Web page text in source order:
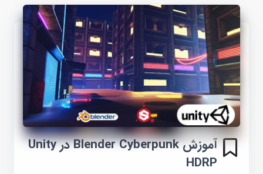
آموزش Blender Cyberpunk در Unity
HDRP